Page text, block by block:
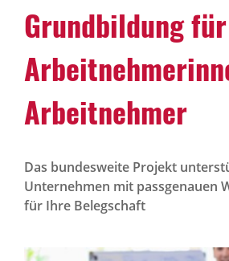
Über uns
News Archiv
Grundbildung für
Arbeitnehmer
Das bundesweite Projekt
Unternehmen mit passgenauen
für Ihre Belegschaft